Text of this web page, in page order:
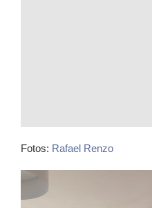
Fotos: Rafael Renzo